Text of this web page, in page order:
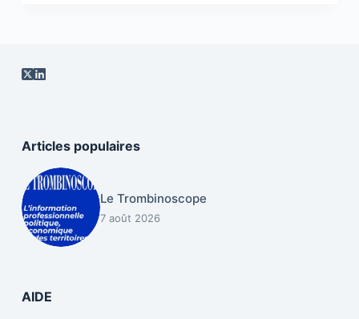
Articles populaires
Le Trombinoscope
7 août 2026
AIDE